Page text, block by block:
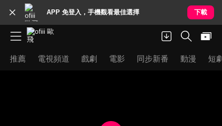
APP 免登入，手機觀看最佳選擇 下載
推薦 電視頻道 戲劇 電影 同步新番 動漫 短